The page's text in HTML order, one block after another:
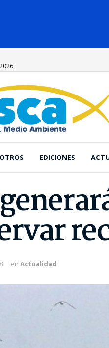
EDICIONES
en Actualidad